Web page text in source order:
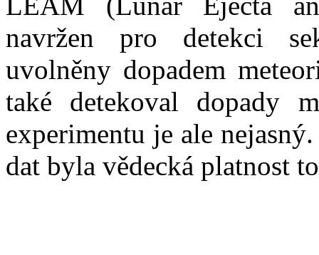
navržen pro detekci
uvolněny dopadem
také detekoval dopady
experimentu je ale
dat byla vědecká platnost